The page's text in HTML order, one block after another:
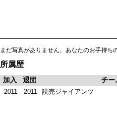
まだ写真がありません。あなたのお手持ち
所属歴
加入 退団 チー
2011 2011 読売ジャイアンツ